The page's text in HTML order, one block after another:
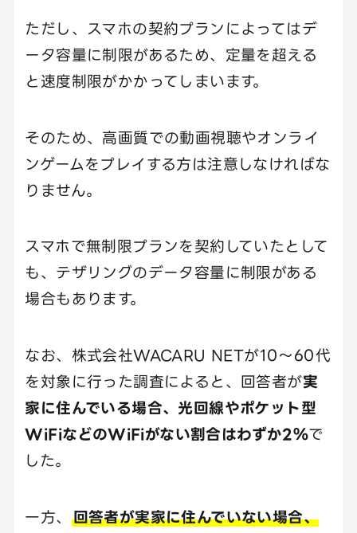
ただし、スマホの契約プランによってはデ
ータ容量に制限があるため、定量を超える
と速度制限がかかってしまいます。
そのため、高画質での動画視聴やオンライ
ンゲームをプレイする方は注意しなければな
りません。
スマホで無制限プランを契約していたとして
も、テザリングのデータ容量に制限がある
場合もあります。
なお、株式会社WACARU NETが10〜60代
を対象に行った調査によると、回答者が実
家に住んでいる場合、光回線やポケット型
WiFiなどのWiFiがない割合はわずか2％で
した。
一方、 回答者が実家に住んでいない場合、